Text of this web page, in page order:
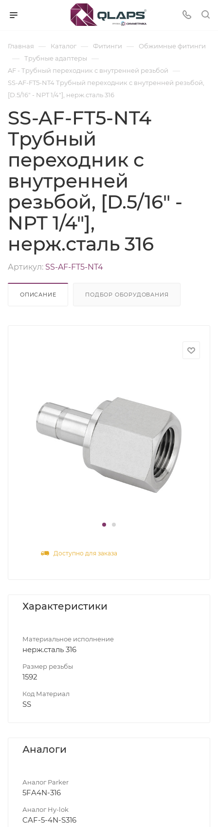
Главная — Каталог — Фитинги — Обжимные фитинги
— Трубные адаптеры —
AF - Трубный переходник с внутренней резьбой —
SS-AF-FT5-NT4 Трубный переходник с внутренней резьбой,
[D.5/16" - NPT 1/4"], нерж.сталь 316
SS-AF-FT5-NT4
Трубный
переходник с
внутренней
резьбой, [D.5/16" -
NPT 1/4"],
нерж.сталь 316
Артикул: SS-AF-FT5-NT4
ОПИСАНИЕ ПОДБОР ОБОРУДОВАНИЯ
Доступно для заказа
Характеристики
Материальное исполнение
нерж.сталь 316
Размер резьбы
1592
Код Материал
SS
Аналоги
Аналог Parker
5FA4N-316
Аналог Hy-lok
CAF-5-4N-S316